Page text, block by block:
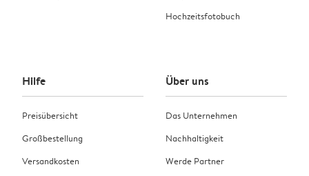
Hochzeitsfotobuch
Hilfe
Preisübersicht
Großbestellung
Versandkosten
Über uns
Das Unternehmen
Nachhaltigkeit
Werde Partner